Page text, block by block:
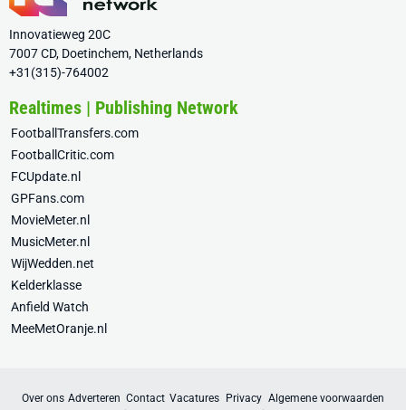
Innovatieweg 20C
7007 CD, Doetinchem, Netherlands
+31(315)-764002
Realtimes | Publishing Network
FootballTransfers.com
FootballCritic.com
FCUpdate.nl
GPFans.com
MovieMeter.nl
MusicMeter.nl
WijWedden.net
Kelderklasse
Anfield Watch
MeeMetOranje.nl
Over ons Adverteren Contact Vacatures Privacy Algemene voorwaarden